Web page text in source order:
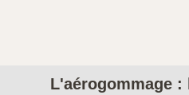
L'aérogommage